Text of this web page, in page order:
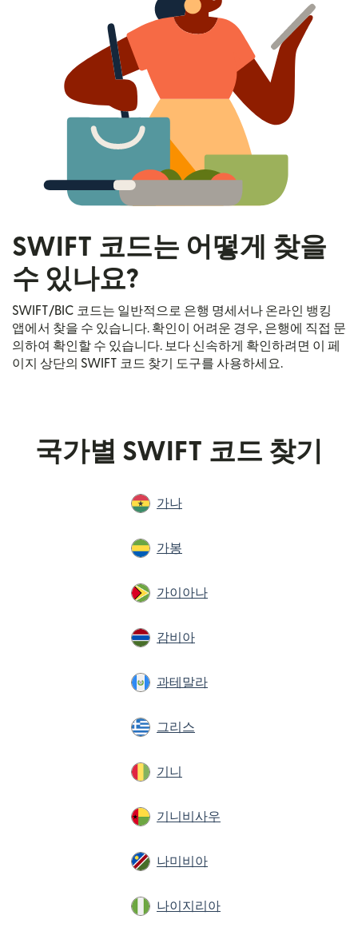
SWIFT 코드는 어떻게 찾을
수 있나요?
SWIFT/BIC 코드는 일반적으로 은행 명세서나 온라인 뱅킹
앱에서 찾을 수 있습니다. 확인이 어려운 경우, 은행에 직접 문
의하여 확인할 수 있습니다. 보다 신속하게 확인하려면 이 페
이지 상단의 SWIFT 코드 찾기 도구를 사용하세요.
국가별 SWIFT 코드 찾기
가나
가봉
가이아나
감비아
과테말라
그리스
기니
기니비사우
나미비아
나이지리아